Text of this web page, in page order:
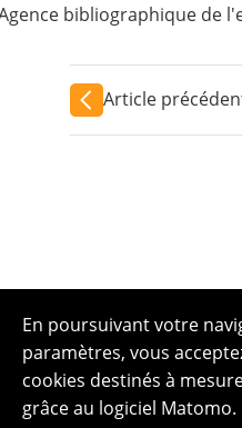
bibliographique de
Article
En poursuivant votre
paramètres, vous
cookies destinés à
grâce au logiciel Matomo.